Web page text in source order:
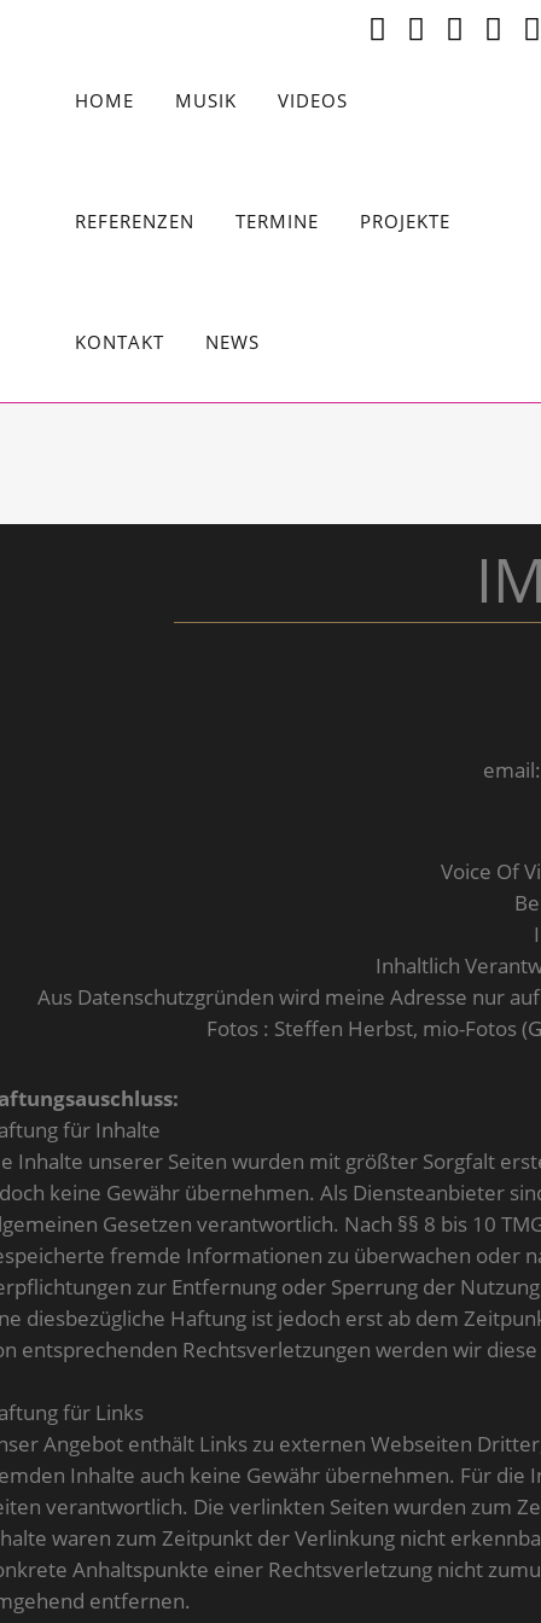
HOME MUSIK VIDEOS
REFERENZEN TERMINE PROJEKTE
KONTAKT NEWS
Voice Of
Inhaltlich
Aus Datenschutzgründen wird meine Adresse nur
Fotos : Steffen Herbst, mio-Fotos
für Inhalte
Inhalte unserer Seiten wurden mit größter Sorgfalt
keine Gewähr übernehmen. Als Diensteanbieter
Gesetzen verantwortlich. Nach §§ 8 bis 10
fremde Informationen zu überwachen oder
zur Entfernung oder Sperrung der
diesbezügliche Haftung ist jedoch erst ab dem
entsprechenden Rechtsverletzungen werden wir
für Links
Angebot enthält Links zu externen Webseiten
Inhalte auch keine Gewähr übernehmen. Für
verantwortlich. Die verlinkten Seiten wurden zum
waren zum Zeitpunkt der Verlinkung nicht
Anhaltspunkte einer Rechtsverletzung nicht
entfernen.